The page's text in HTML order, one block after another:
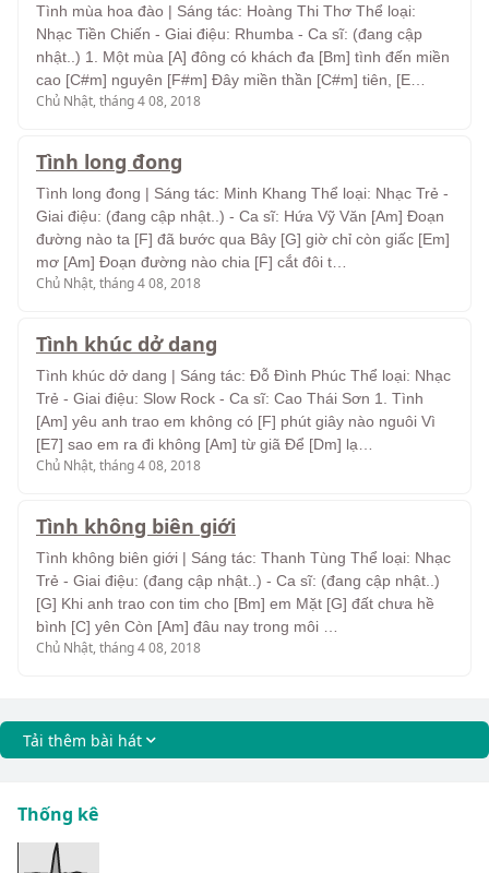
Tình mùa hoa đào | Sáng tác: Hoàng Thi Thơ Thể loại:
Nhạc Tiền Chiến - Giai điệu: Rhumba - Ca sĩ: (đang cập
nhật..) 1. Một mùa [A] đông có khách đa [Bm] tình đến miền
cao [C#m] nguyên [F#m] Đây miền thần [C#m] tiên, [E…
Chủ Nhật, tháng 4 08, 2018
Tình long đong
Tình long đong | Sáng tác: Minh Khang Thể loại: Nhạc Trẻ -
Giai điệu: (đang cập nhật..) - Ca sĩ: Hứa Vỹ Văn [Am] Đoạn
đường nào ta [F] đã bước qua Bây [G] giờ chỉ còn giấc [Em]
mơ [Am] Đoạn đường nào chia [F] cắt đôi t…
Chủ Nhật, tháng 4 08, 2018
Tình khúc dở dang
Tình khúc dở dang | Sáng tác: Đỗ Đình Phúc Thể loại: Nhạc
Trẻ - Giai điệu: Slow Rock - Ca sĩ: Cao Thái Sơn 1. Tình
[Am] yêu anh trao em không có [F] phút giây nào nguôi Vì
[E7] sao em ra đi không [Am] từ giã Để [Dm] lạ…
Chủ Nhật, tháng 4 08, 2018
Tình không biên giới
Tình không biên giới | Sáng tác: Thanh Tùng Thể loại: Nhạc
Trẻ - Giai điệu: (đang cập nhật..) - Ca sĩ: (đang cập nhật..)
[G] Khi anh trao con tim cho [Bm] em Mặt [G] đất chưa hề
bình [C] yên Còn [Am] đâu nay trong môi …
Chủ Nhật, tháng 4 08, 2018
Tải thêm bài hát
Thống kê